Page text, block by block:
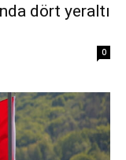
dört yeraltı
0